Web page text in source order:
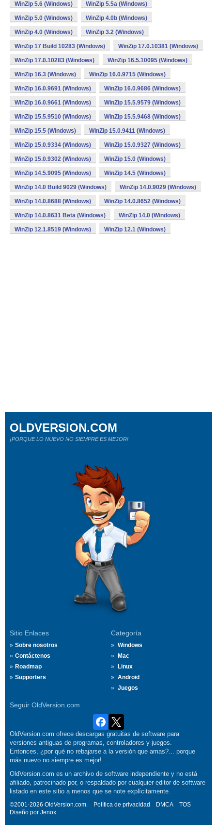
WinZip 5.6 (Windows) WinZip 5.5a (Windows)
WinZip 5.0 (Windows) WinZip 4.0b (Windows)
WinZip 4.0 (Windows) WinZip 3.2 (Windows)
WinZip 17 Build 10283 (Windows) WinZip 17.0.10381 (Windows)
WinZip 17.0.10283 (Windows) WinZip 16.5.10095 (Windows)
WinZip 16.3 (Windows) WinZip 16.0.9715 (Windows)
WinZip 16.0.9691 (Windows) WinZip 16.0.9686 (Windows)
WinZip 16.0.9661 (Windows) WinZip 15.5.9579 (Windows)
WinZip 15.5.9510 (Windows) WinZip 15.5.9468 (Windows)
WinZip 15.5 (Windows) WinZip 15.0.9411 (Windows)
WinZip 15.0.9334 (Windows) WinZip 15.0.9327 (Windows)
WinZip 15.0.9302 (Windows) WinZip 15.0 (Windows)
WinZip 14.5.9095 (Windows) WinZip 14.5 (Windows)
WinZip 14.0 Build 9029 (Windows) WinZip 14.0.9029 (Windows)
WinZip 14.0.8688 (Windows) WinZip 14.0.8652 (Windows)
WinZip 14.0.8631 Beta (Windows) WinZip 14.0 (Windows)
WinZip 12.1.8519 (Windows) WinZip 12.1 (Windows)
Sitio Enlaces
Sobre nosotros
Contáctenos
Roadmap
Supporters
Categoría
Windows
Mac
Linux
Android
Juegos
Seguir OldVersion.com
OLDVERSION.COM
¡PORQUE LO NUEVO NO SIEMPRE ES MEJOR!
OldVersion.com ofrece descargas gratuitas de software para
versiones antiguas de programas, controladores y juegos.
Entonces, ¿por qué no rebajarse a la versión que amas?... porque
más nuevo no siempre es mejor!
OldVersion.com es un archivo de software independiente y no está
afiliado, patrocinado por, o respaldado por cualquier editor de software
listado en este sitio a menos que se note explícitamente.
©2001-2026 OldVersion.com. Política de privacidad DMCA
TOS
Diseño por Jenox